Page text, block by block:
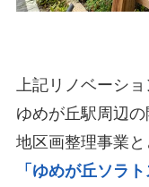
上記リノベーシ
ゆめが丘駅周辺
地区画整理事業
「ゆめが丘ソラト